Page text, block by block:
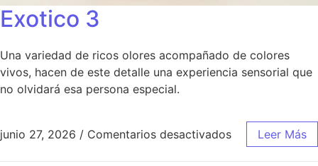
Exotico 3
Una variedad de ricos olores acompañado de colores
vivos, hacen de este detalle una experiencia sensorial que
no olvidará esa persona especial.
junio 27, 2026 / Comentarios desactivados Leer Más